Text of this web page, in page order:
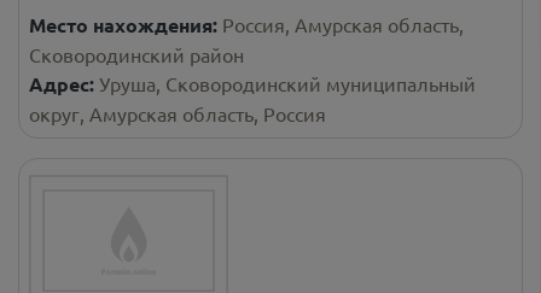
Место нахождения: Россия, Амурская область,
Сковородинский район
Адрес: Уруша, Сковородинский муниципальный
округ, Амурская область, Россия